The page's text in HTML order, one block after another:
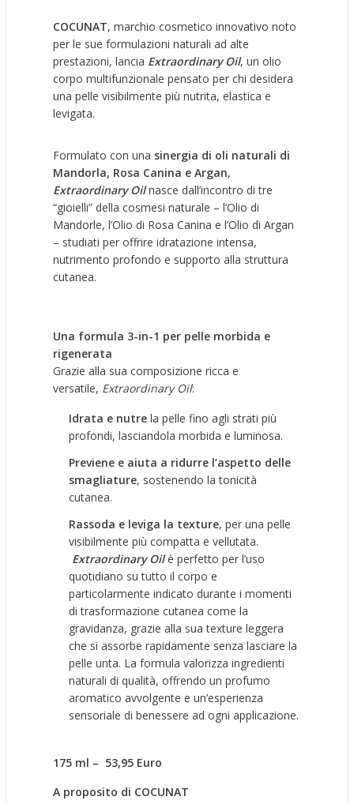
COCUNAT, marchio cosmetico innovativo noto
per le sue formulazioni naturali ad alte
prestazioni, lancia Extraordinary Oil, un olio
corpo multifunzionale pensato per chi desidera
una pelle visibilmente più nutrita, elastica e
levigata.
Formulato con una sinergia di oli naturali di
Mandorla, Rosa Canina e Argan,
Extraordinary Oilnasce dall’incontro di tre
“gioielli” della cosmesi naturale – l’Olio di
Mandorle, l’Olio di Rosa Canina e l’Olio di Argan
– studiati per offrire idratazione intensa,
nutrimento profondo e supporto alla struttura
cutanea.
Una formula 3-in-1 per pelle morbida e
rigenerata
Grazie alla sua composizione ricca e
versatile, Extraordinary Oil:
Idrata e nutre la pelle fino agli strati più
profondi, lasciandola morbida e luminosa.
Previene e aiuta a ridurre l’aspetto delle
smagliature, sostenendo la tonicità
cutanea.
Rassoda e leviga la texture, per una pelle
visibilmente più compatta e vellutata.
Extraordinary Oilè perfetto per l’uso
quotidiano su tutto il corpo e
particolarmente indicato durante i momenti
di trasformazione cutanea come la
gravidanza, grazie alla sua texture leggera
che si assorbe rapidamente senza lasciare la
pelle unta. La formula valorizza ingredienti
naturali di qualità, offrendo un profumo
aromatico avvolgente e un’esperienza
sensoriale di benessere ad ogni applicazione.
175 ml – 53,95 Euro
A proposito di COCUNAT